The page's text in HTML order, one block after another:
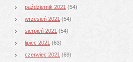
październik 2021 (54)
wrzesień 2021 (54)
sierpień 2021 (54)
lipiec 2021 (63)
czerwiec 2021 (69)